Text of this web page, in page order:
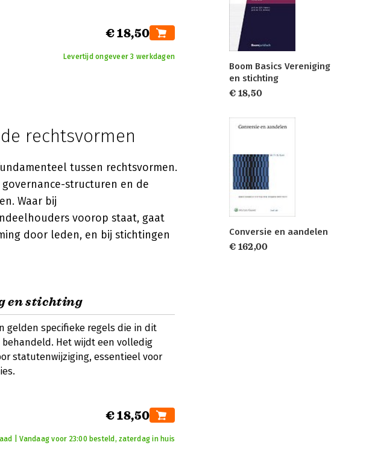
€ 18,50
Levertijd ongeveer 3 werkdagen
rechtsvormen
tussen rechtsvormen.
structuren en de
Waar bij
voorop staat, gaat
door leden, en bij stichtingen
en stichting
gelden specifieke regels die in dit
behandeld. Het wijdt een volledig
statutenwijziging, essentieel voor
€ 18,50
| Vandaag voor 23:00 besteld, zaterdag in huis
Boom Basics Vereniging
en stichting
€ 18,50
Conversie en aandelen
€ 162,00